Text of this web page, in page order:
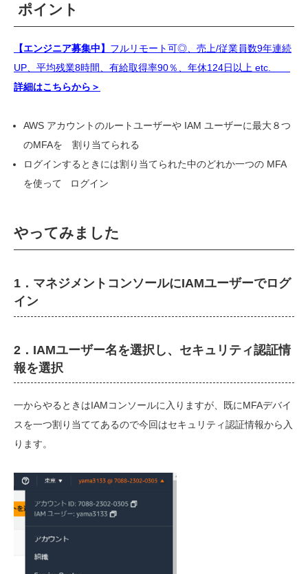
ポイント
【エンジニア募集中】 フルリモート可◎、売上/従業員数9年連続
UP、平均残業8時間、有給取得率90％、年休124日以上 etc.
詳細はこちらから＞
AWS アカウントのルートユーザーや IAM ユーザーに最大８つ
のMFAを 割り当てられる
ログインするときには割り当てられた中のどれか一つの MFA
を使って ログイン
やってみました
1．マネジメントコンソールにIAMユーザーでログ
イン
2．IAMユーザー名を選択し、セキュリティ認証情
報を選択
一からやるときはIAMコンソールに入りますが、既にMFAデバイ
スを一つ割り当ててあるので今回はセキュリティ認証情報から入
ります。